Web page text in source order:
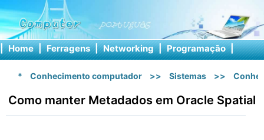
| Home | Ferragens | Networking | Programação |
* Conhecimento computador >> Sistemas >>
Como manter Metadados em Oracle Spatial